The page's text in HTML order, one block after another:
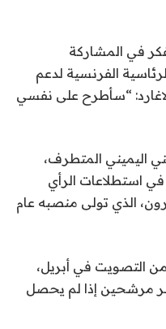
في المشاركة
الفرنسية لدعم
“سأطرح على نفسي
اليميني المتطرف،
في استطلاعات الرأي
الذي تولى منصبه عام
من التصويت في أبريل،
مرشحين إذا لم يحصل